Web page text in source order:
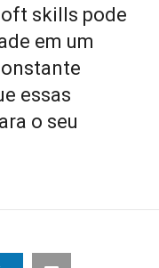
skills pode
em um
essas
o seu